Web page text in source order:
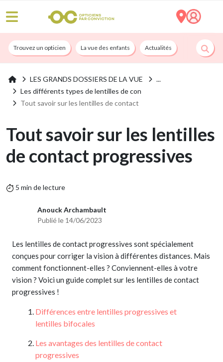
Trouvez un opticien La vue des enfants Actualités Nos services
LES GRANDS DOSSIERS DE LA VUE
Les différents types de lentilles de con
Tout savoir sur les lentilles de contact
Tout savoir sur les lentilles
de contact progressives
5 min de lecture
Anouck Archambault
Publié le 14/06/2023
Les lentilles de contact progressives sont spécialement
conçues pour corriger la vision à différentes distances. Mais
comment fonctionnent-elles ? Conviennent-elles à votre
vision ? Voici un guide complet sur les lentilles de contact
progressives !
Différences entre lentilles progressives et
lentilles bifocales
Les avantages des lentilles de contact
progressives